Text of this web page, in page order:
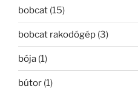
bobcat (15)
bobcat rakodógép (3)
bója (1)
bútor (1)